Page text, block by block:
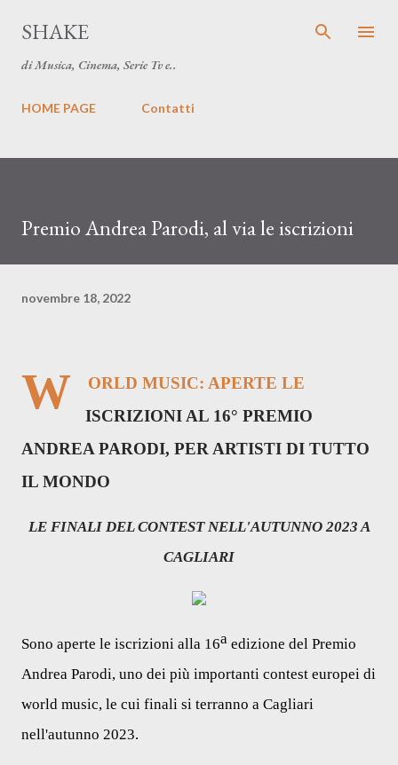
SHAKE
di Musica, Cinema, Serie Tv e..
HOME PAGE Contatti
Premio Andrea Parodi, al via le iscrizioni
novembre 18, 2022
W
ORLD MUSIC: APERTE LE
ISCRIZIONI AL 16° PREMIO
ANDREA PARODI, PER ARTISTI DI TUTTO
IL MONDO
LE FINALI DEL CONTEST NELL'AUTUNNO 2023 A
CAGLIARI
Sono aperte le iscrizioni alla 16a edizione del Premio
Andrea Parodi, uno dei più importanti contest europei di
world music, le cui finali si terranno a Cagliari
nell'autunno 2023.